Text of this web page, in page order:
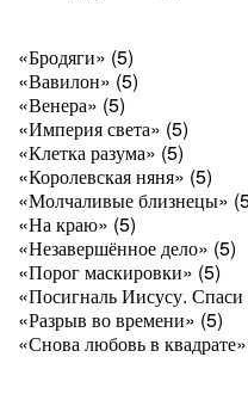
«Бродяги» (5)
«Вавилон» (5)
«Венера» (5)
«Империя света» (5)
«Клетка разума» (5)
«Королевская няня» (5)
«Молчаливые близнецы»
«На краю» (5)
«Незавершённое дело» (5)
«Порог маскировки» (5)
«Посигналь Иисусу.
«Разрыв во времени» (5)
«Снова любовь в